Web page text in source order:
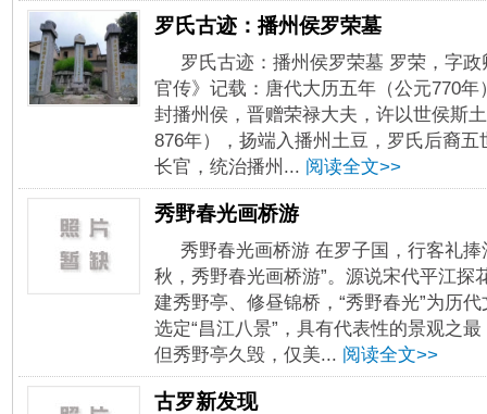
罗氏古迹：播州侯罗荣墓
罗氏古迹：播州侯罗荣墓 罗荣，字
官传》记载：唐代大历五年（公元770
封播州侯，晋赠荣禄大夫，许以世侯斯
876年），扬端入播州土豆，罗氏后裔
长官，统治播州... 阅读全文>>
秀野春光画桥游
秀野春光画桥游 在罗子国，行客礼
秋，秀野春光画桥游”。源说宋代平江探
建秀野亭、修昼锦桥，“秀野春光”为历
选定“昌江八景”，具有代表性的景观之
但秀野亭久毁，仅美... 阅读全文>>
古罗新发现